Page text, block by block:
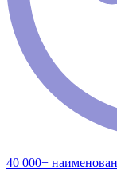
40 000+